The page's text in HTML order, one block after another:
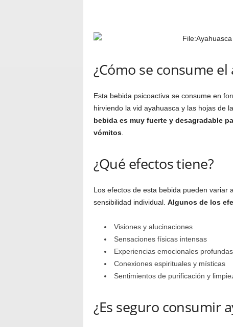
¿Cómo se consume el
Esta bebida psicoactiva se consume en
hirviendo la vid ayahuasca y las hojas de
bebida es muy fuerte y desagradable
vómitos.
¿Qué efectos tiene?
Los efectos de esta bebida pueden variar
sensibilidad individual. Algunos de los
Visiones y alucinaciones
Sensaciones físicas intensas
Experiencias emocionales profundas
Conexiones espirituales y místicas
Sentimientos de purificación y
¿Es seguro consumir